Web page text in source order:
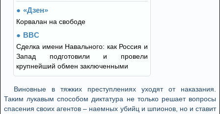
«Дзен»
Корвалан на свободе
BBC
Сделка имени Навального: как Россия и
Запад подготовили и провели
крупнейший обмен заключенными
Виновные в тяжких преступлениях уходят от наказания.
Таким лукавым способом диктатура не только решает вопросы
спасения своих агентов – наемных убийц и шпионов, но и ставит